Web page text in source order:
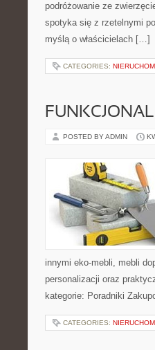
podróżowanie ze
spotyka się z rzetelnymi
myślą o właścicielach […]
CATEGORIES:
POSTED BY ADMIN
innymi eko-mebli, mebli
personalizacji oraz
kategorie: Poradniki
CATEGORIES: